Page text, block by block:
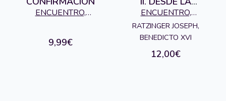
ENCUENTRO,
9,99€
ENTRADA A
JERUSALEM HASTA
LA
ENCUENTRO,
EDICIONES
RATZINGER JOSEPH,
BENEDICTO XVI
12,00€